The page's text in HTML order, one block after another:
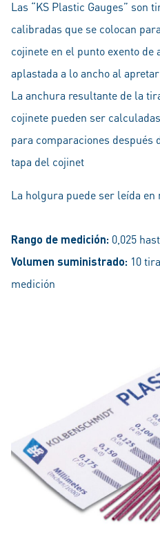
Las “KS Plastic Gauges” son
calibradas que se colocan
cojinete en el punto exento de
aplastada a lo ancho al
La anchura resultante de la
cojinete pueden ser
para comparaciones después
tapa del cojinet
La holgura puede ser leída en
Rango de medición: 0,025
Volumen suministrado: 10
medición